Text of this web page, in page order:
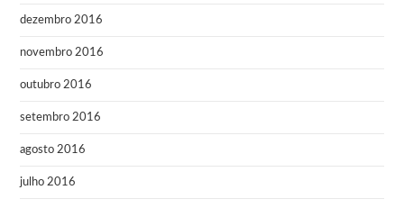
dezembro 2016
novembro 2016
outubro 2016
setembro 2016
agosto 2016
julho 2016